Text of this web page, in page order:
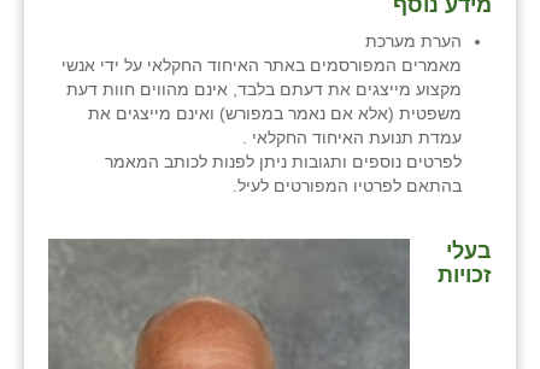
מידע נוסף
הערת מערכת
מאמרים המפורסמים באתר האיחוד החקלאי על ידי אנשי
מקצוע מייצגים את דעתם בלבד, אינם מהווים חוות דעת
משפטית (אלא אם נאמר במפורש) ואינם מייצגים את
עמדת תנועת האיחוד החקלאי .
לפרטים נוספים ותגובות ניתן לפנות לכותב המאמר
בהתאם לפרטיו המפורטים לעיל.
בעלי
זכויות